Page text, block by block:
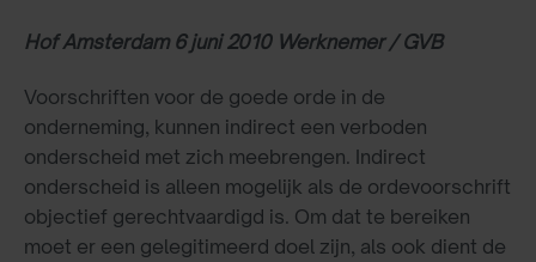
Hof Amsterdam 6 juni 2010 Werknemer / GVB
Voorschriften voor de goede orde in de
onderneming, kunnen indirect een verboden
onderscheid met zich meebrengen. Indirect
onderscheid is alleen mogelijk als de ordevoorschrift
objectief gerechtvaardigd is. Om dat te bereiken
moet er een gelegitimeerd doel zijn, als ook dient de